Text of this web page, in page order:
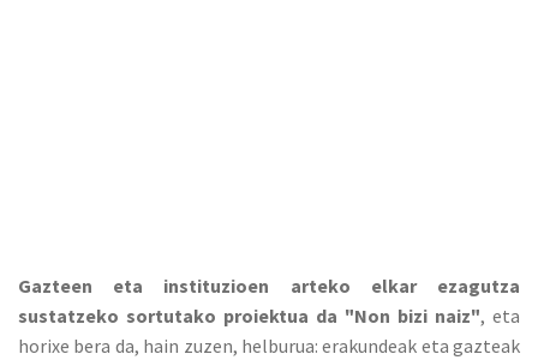
Gazteen eta instituzioen arteko elkar ezagutza
sustatzeko sortutako proiektua da "Non bizi naiz", eta
horixe bera da, hain zuzen, helburua: erakundeak eta gazteak